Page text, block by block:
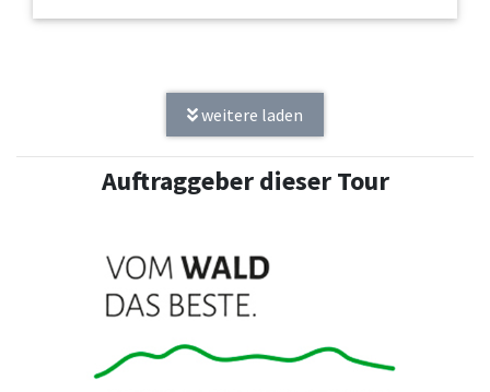
weitere laden
Auftraggeber dieser Tour